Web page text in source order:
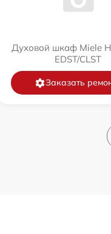
Духовой шкаф Miele
EDST/CLST
Заказать